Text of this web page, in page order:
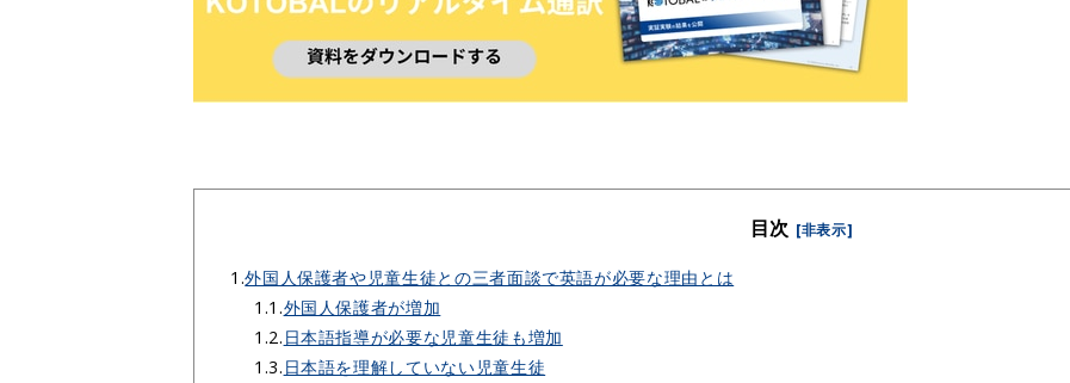
目次 [非表示]
1.外国人保護者や児童生徒との三者面談で英語が必要な理由とは
1.1.外国人保護者が増加
1.2. 日本語指導が必要な児童生徒も増加
1.3. 日本語を理解していない児童生徒